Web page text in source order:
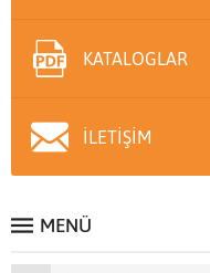
KATALOGLAR
İLETİŞİM
MENÜ